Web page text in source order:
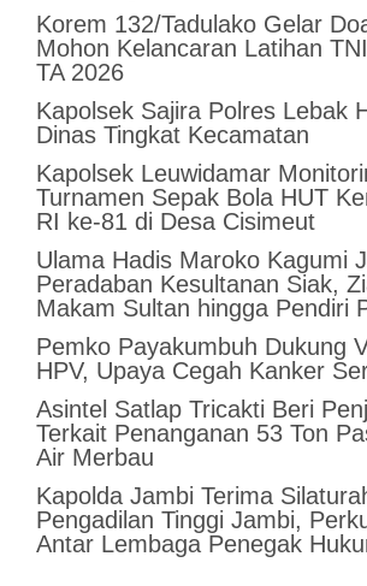
Korem 132/Tadulako Gelar
Mohon Kelancaran Latihan
TA 2026
Kapolsek Sajira Polres Lebak
Dinas Tingkat Kecamatan
Kapolsek Leuwidamar
Turnamen Sepak Bola HUT
RI ke-81 di Desa Cisimeut
Ulama Hadis Maroko Kagumi
Peradaban Kesultanan Siak,
Makam Sultan hingga Pendiri
Pemko Payakumbuh Dukung
HPV, Upaya Cegah Kanker
Asintel Satlap Tricakti Beri
Terkait Penanganan 53 Ton
Air Merbau
Kapolda Jambi Terima
Pengadilan Tinggi Jambi,
Antar Lembaga Penegak